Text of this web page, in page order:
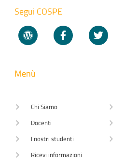
Segui COSPE
Menù
Chi Siamo
Docenti
I nostri studenti
Ricevi informazioni